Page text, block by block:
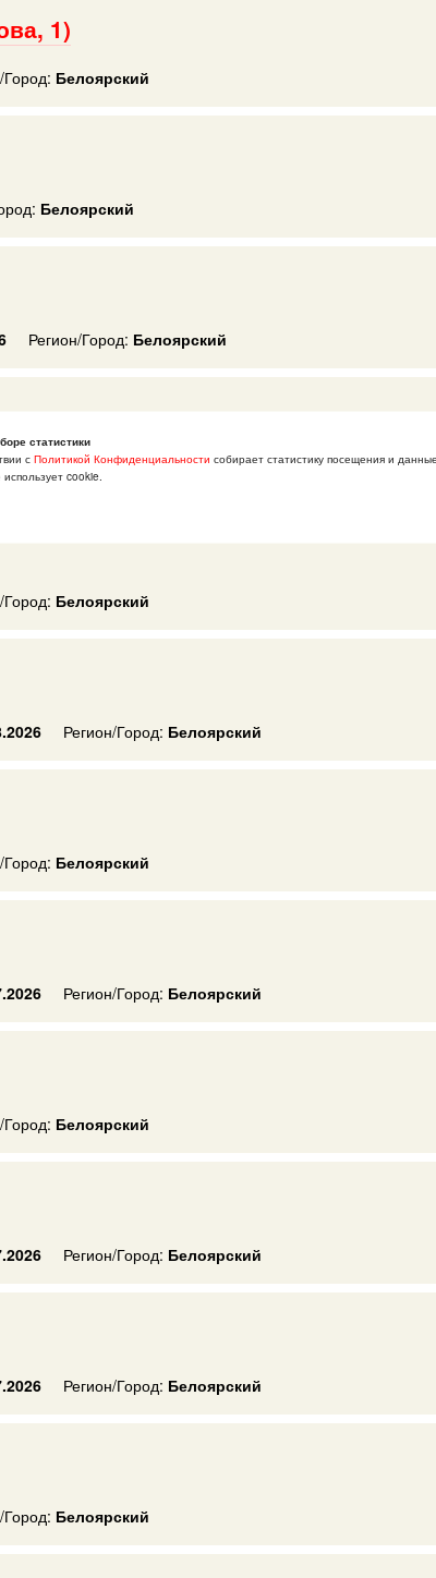
1)
Город: Белоярский
Белоярский
Регион/Город: Белоярский
Город:Белоярский
Город: Белоярский
Регион/Город: Белоярский
Город: Белоярский
Регион/Город: Белоярский
Город: Белоярский
Регион/Город: Белоярский
Регион/Город: Белоярский
Город: Белоярский
статистики
с Политикой Конфиденциальности собирает статистику посещения и
cookie.